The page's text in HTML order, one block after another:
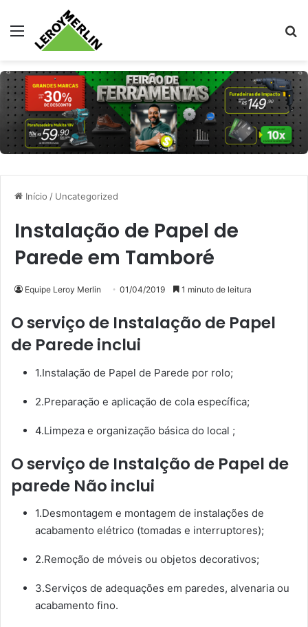
Menu
Início / Uncategorized
Instalação de Papel de
Parede em Tamboré
Equipe Leroy Merlin 01/04/2019 1 minuto de leitura
O serviço de Instalação de Papel
de Parede inclui
1.Instalação de Papel de Parede por rolo;
2.Preparação e aplicação de cola específica;
4.Limpeza e organização básica do local ;
O serviço de Instalção de Papel de
parede Não inclui
1.Desmontagem e montagem de instalações de
acabamento elétrico (tomadas e interruptores);
2.Remoção de móveis ou objetos decorativos;
3.Serviços de adequações em paredes, alvenaria ou
acabamento fino.